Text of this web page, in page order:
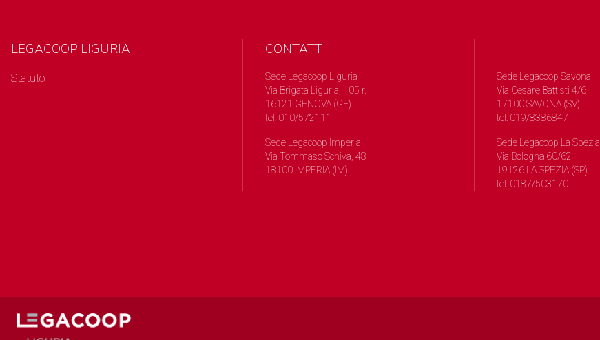
LEGACOOP LIGURIA
Statuto
CONTATTI
Sede Legacoop Liguria
Via Brigata Liguria, 105 r.
16121 GENOVA (GE)
tel: 010/572111
Sede Legacoop Imperia
Via Tommaso Schiva, 48
18100 IMPERIA (IM)
Sede Legacoop Savona
Via Cesare Battisti 4/6
17100 SAVONA (SV)
tel: 019/8386847
Sede Legacoop La Spezia
Via Bologna 60/62
19126 LA SPEZIA (SP)
tel: 0187/503170